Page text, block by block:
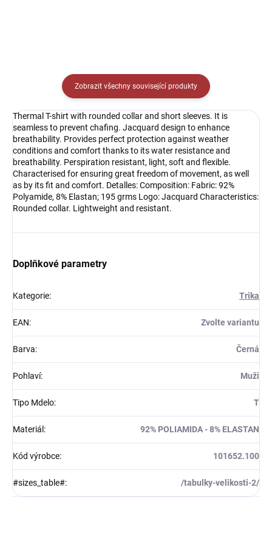
Zobrazit všechny související produkty
Thermal T-shirt with rounded collar and short sleeves. It is
seamless to prevent chafing. Jacquard design to enhance
breathability. Provides perfect protection against weather
conditions and comfort thanks to its water resistance and
breathability. Perspiration resistant, light, soft and flexible.
Characterised for ensuring great freedom of movement, as well
as by its fit and comfort. Detalles: Composition: Fabric: 92%
Polyamide, 8% Elastan; 195 grms Logo: Jacquard Characteristics:
Rounded collar. Lightweight and resistant.
Doplňkové parametry
Kategorie: Trika
EAN: Zvolte variantu
Barva: Černá
Pohlaví: Muži
Tipo Mdelo: T
Materiál : 92% POLIAMIDA - 8% ELASTAN
Kód výrobce: 101652.100
#sizes_table#: /tabulky-velikosti-2/